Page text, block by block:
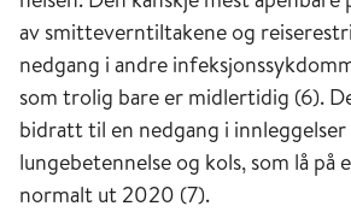
av smitteverntiltakene og
nedgang i andre
som trolig bare er midlertidig (6).
bidratt til en nedgang i
lungebetennelse og kols, som lå på
normalt ut 2020 (7).